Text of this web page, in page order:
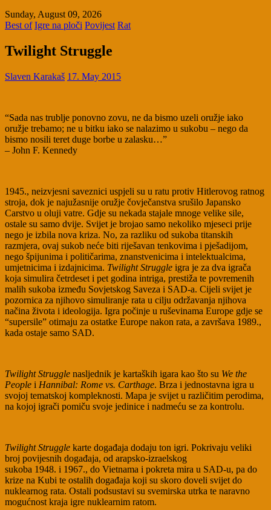
Sunday, August 09, 2026
Best of Igre na ploči Povijest Rat
Twilight Struggle
Slaven Karakaš 17. May 2015
“Sada nas trublje ponovno zovu, ne da bismo uzeli oružje iako
oružje trebamo; ne u bitku iako se nalazimo u sukobu – nego da
bismo nosili teret duge borbe u zalasku…”
– John F. Kennedy
1945., neizvjesni saveznici uspjeli su u ratu protiv Hitlerovog ratnog
stroja, dok je najužasnije oružje čovječanstva srušilo Japansko
Carstvo u oluji vatre. Gdje su nekada stajale mnoge velike sile,
ostale su samo dvije. Svijet je brojao samo nekoliko mjeseci prije
nego je izbila nova kriza. No, za razliku od sukoba titanskih
razmjera, ovaj sukob neće biti riješavan tenkovima i pješadijom,
nego špijunima i političarima, znanstvenicima i intelektualcima,
umjetnicima i izdajnicima. Twilight Struggle igra je za dva igrača
koja simulira četrdeset i pet godina intriga, prestiža te povremenih
malih sukoba između Sovjetskog Saveza i SAD-a. Cijeli svijet je
pozornica za njihovo simuliranje rata u cilju održavanja njihova
načina života i ideologija. Igra počinje u ruševinama Europe gdje se
“supersile” otimaju za ostatke Europe nakon rata, a završava 1989.,
kada ostaje samo SAD.
Twilight Struggle nasljednik je kartaških igara kao što su We the
People i Hannibal: Rome vs. Carthage. Brza i jednostavna igra u
svojoj tematskoj kompleknosti. Mapa je svijet u različitim perodima,
na kojoj igrači pomiču svoje jedinice i nadmeću se za kontrolu.
Twilight Struggle karte događaja dodaju ton igri. Pokrivaju veliki
broj povijesnih događaja, od arapsko-izraelskog
sukoba 1948. i 1967., do Vietnama i pokreta mira u SAD-u, pa do
krize na Kubi te ostalih događaja koji su skoro doveli svijet do
nuklearnog rata. Ostali podsustavi su svemirska utrka te naravno
mogućnost kraja igre nuklearnim ratom.